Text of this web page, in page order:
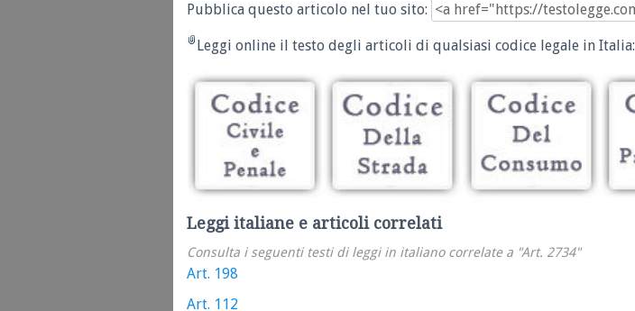
Pubblica questo articolo nel tuo sito:
Leggi online il testo degli articoli di qualsiasi codice legale in Italia:
Leggi italiane e articoli correlati
Consulta i seguenti testi di leggi in italiano correlate a "Art. 2734"
Art. 198
Art. 112